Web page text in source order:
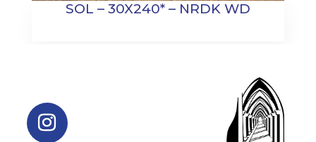
SOL – 30X240* – NRDK WD